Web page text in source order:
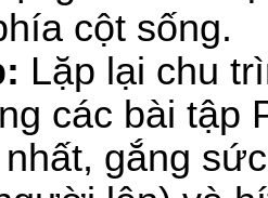
cột sống.
Lặp lại chu
các bài tập
gắng